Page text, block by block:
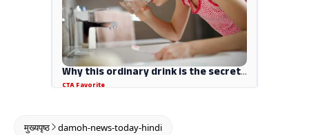
मुख्यपृष्ठ damoh-news-today-hindi